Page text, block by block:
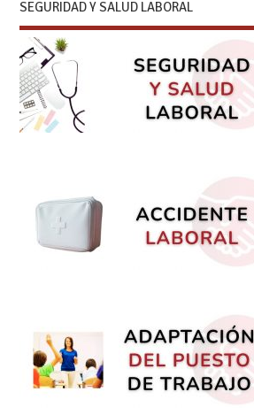
SEGURIDAD Y SALUD LABORAL